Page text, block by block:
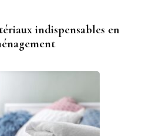
indispensables en